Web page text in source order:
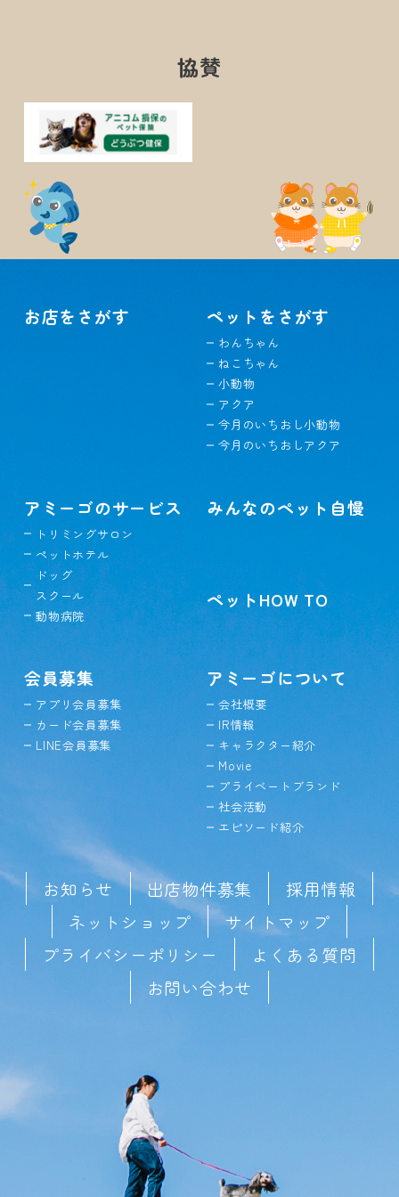
協賛
お店をさがす ペットをさがす
わんちゃん
ねこちゃん
小動物
アクア
今月のいちおし小動物
今月のいちおしアクア
アミーゴのサービス
トリミングサロン
ペットホテル
ドッグ
スクール
動物病院
みんなのペット自慢
ペットHOW TO
会員募集
アプリ会員募集
カード会員募集
LINE会員募集
アミーゴについて
会社概要
IR情報
キャラクター紹介
Movie
プライベートブランド
社会活動
エピソード紹介
お知らせ 出店物件募集
採用情報
ネットショップ
サイトマップ
プライバシーポリシー
よくある質問
お問い合わせ